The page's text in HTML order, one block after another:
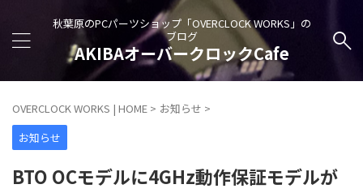
秋葉原のPCパーツショップ「OVERCLOCK WORKS」の
ブログ
AKIBAオーバークロックCafe
OVERCLOCK WORKS | HOME > お知らせ >
お知らせ
BTO OCモデルに4GHz動作保証モデルが